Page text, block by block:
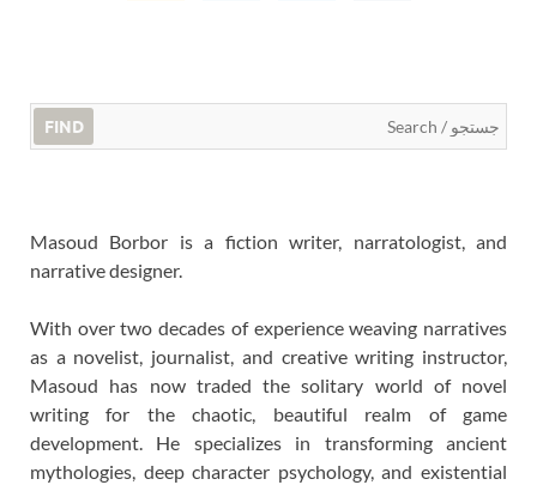
FIND
Masoud Borbor is a fiction writer, narratologist, and
narrative designer.
With over two decades of experience weaving narratives
as a novelist, journalist, and creative writing instructor,
Masoud has now traded the solitary world of novel
writing for the chaotic, beautiful realm of game
development. He specializes in transforming ancient
mythologies, deep character psychology, and existential